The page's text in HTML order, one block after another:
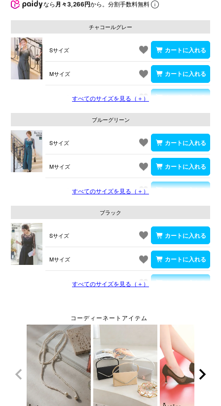
なら 月々3,266円から。分割手数料無料
チャコールグレー
Sサイズ
Mサイズ
すべてのサイズを見る（＋）
ブルーグリーン
Sサイズ
Mサイズ
すべてのサイズを見る（＋）
ブラック
Sサイズ
Mサイズ
すべてのサイズを見る（＋）